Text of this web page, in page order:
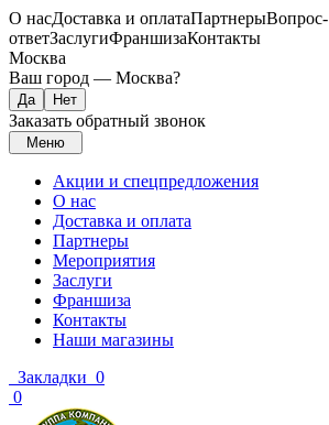
О насДоставка и оплатаПартнерыВопрос-
ответЗаслугиФраншизаКонтакты
Москва
Ваш город — Москва?
Заказать обратный звонок
Меню
Акции и спецпредложения
О нас
Доставка и оплата
Партнеры
Мероприятия
Заслуги
Франшиза
Контакты
Наши магазины
Закладки 0
0